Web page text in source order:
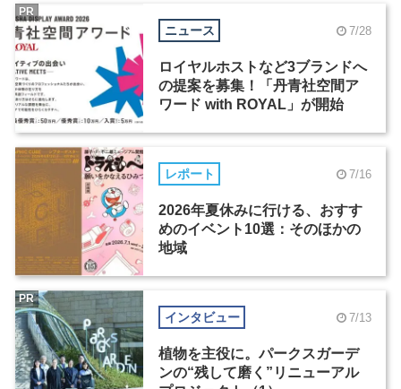
ニュース 7/28
ロイヤルホストなど3ブランドへ
の提案を募集！「丹青社空間ア
ワード with ROYAL」が開始
PR
レポート 7/16
2026年夏休みに行ける、おすす
めのイベント10選：そのほかの
地域
インタビュー 7/13
植物を主役に。パークスガーデ
ンの“残して磨く”リニューアル
PR